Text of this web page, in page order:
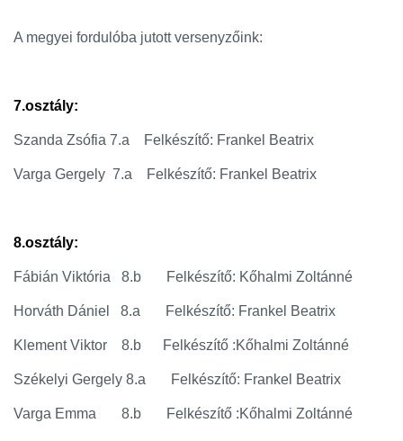
A megyei fordulóba jutott versenyzőink:
7.osztály:
Szanda Zsófia 7.a Felkészítő: Frankel Beatrix
Varga Gergely 7.a Felkészítő: Frankel Beatrix
8.osztály:
Fábián Viktória 8.b Felkészítő: Kőhalmi Zoltánné
Horváth Dániel 8.a Felkészítő: Frankel Beatrix
Klement Viktor 8.b Felkészítő :Kőhalmi Zoltánné
Székelyi Gergely 8.a Felkészítő: Frankel Beatrix
Varga Emma 8.b Felkészítő :Kőhalmi Zoltánné